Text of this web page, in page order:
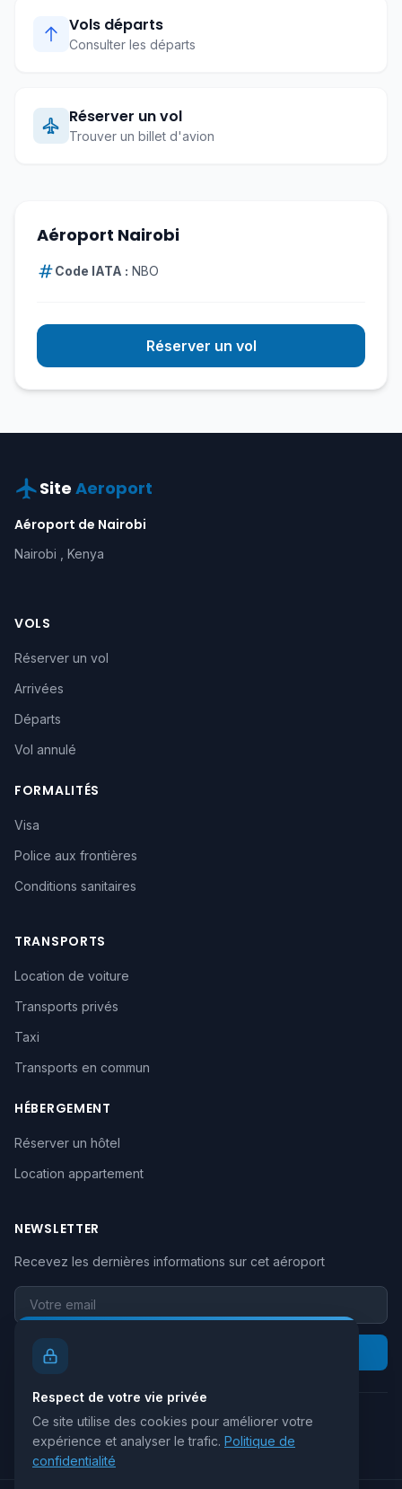
Vols départs
Consulter les départs
Réserver un vol
Trouver un billet d'avion
Aéroport Nairobi
Code IATA : NBO
Réserver un vol
Site Aeroport
Aéroport de Nairobi
Nairobi , Kenya
VOLS
Réserver un vol
Arrivées
Départs
Vol annulé
FORMALITÉS
Visa
Police aux frontières
Conditions sanitaires
TRANSPORTS
Location de voiture
Transports privés
Taxi
Transports en commun
HÉBERGEMENT
Réserver un hôtel
Location appartement
NEWSLETTER
Recevez les dernières informations sur cet aéroport
Votre email
Retour au site principal
Respect de votre vie privée
Ce site utilise des cookies pour améliorer votre
expérience et analyser le trafic. Politique de
confidentialité